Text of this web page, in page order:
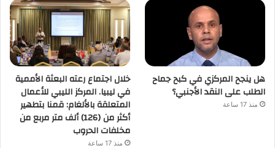
هل ينجح المركزي في كبح جماح
الطلب على النقد الأجنبي؟
منذ 17 ساعة
خلال اجتماع رعته البعثة الأممية
في ليبيا. المركز الليبي للأعمال
المتعلقة بالألغام: قمنا بتطهير
أكثر من (126) ألف متر مربع من
مخلفات الحروب
منذ 17 ساعة